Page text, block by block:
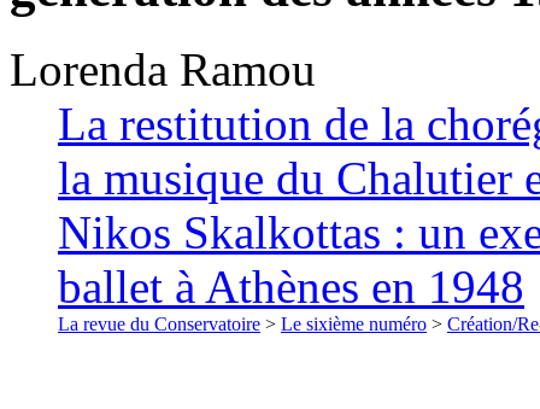
Lorenda Ramou
La restitution de la
la musique du Chalutier
Nikos Skalkottas : un
ballet à Athènes en 1948
La revue du Conservatoire > Le sixième numéro > Création/